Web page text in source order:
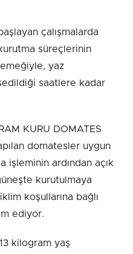
çalışmalarda
süreçlerinin
yaz
saatlere kadar
KURU DOMATES
domatesler uygun
işleminin ardından açık
kurutulmaya
koşullarına bağlı
ediyor.
kilogram yaş